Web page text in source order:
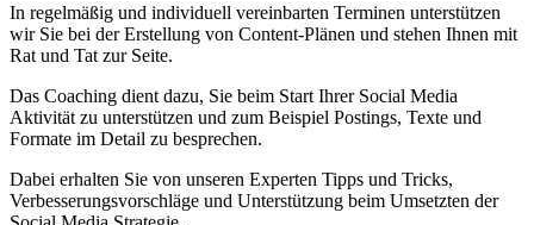
In regelmäßig und individuell vereinbarten Terminen unterstützen
wir Sie bei der Erstellung von Content-Plänen und stehen Ihnen mit
Rat und Tat zur Seite.
Das Coaching dient dazu, Sie beim Start Ihrer Social Media
Aktivität zu unterstützen und zum Beispiel Postings, Texte und
Formate im Detail zu besprechen.
Dabei erhalten Sie von unseren Experten Tipps und Tricks,
Verbesserungsvorschläge und Unterstützung beim Umsetzten der